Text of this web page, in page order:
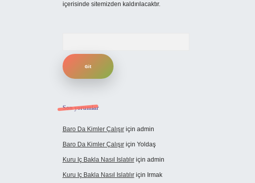
içerisinde sitemizden kaldırılacaktır.
Son yorumlar
Baro Da Kimler Çalışıriçin admin
Baro Da Kimler Çalışıriçin Yoldaş
Kuru Iç Bakla Nasıl Islatılıriçin admin
Kuru Iç Bakla Nasıl Islatılıriçin Irmak